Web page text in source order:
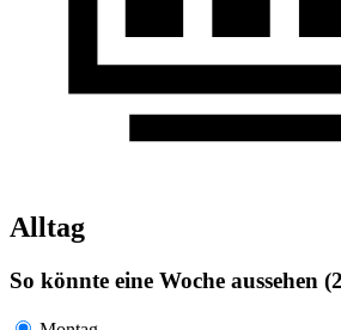
Alltag
So könnte eine Woche aussehen